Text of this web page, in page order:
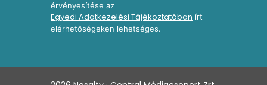
érvényesítése az
Egyedi Adatkezelési Tájékoztatóban írt
elérhetőségeken lehetséges.